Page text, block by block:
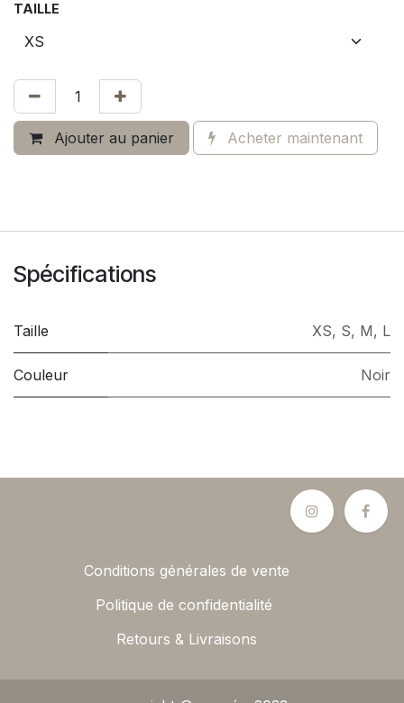
TAILLE
Ajouter au panier Acheter maintenant
Spécifications
Taille XS, S, M, L
Couleur Noir
Conditions générales de vente
Politique de confidentialité
Retours & Livraisons